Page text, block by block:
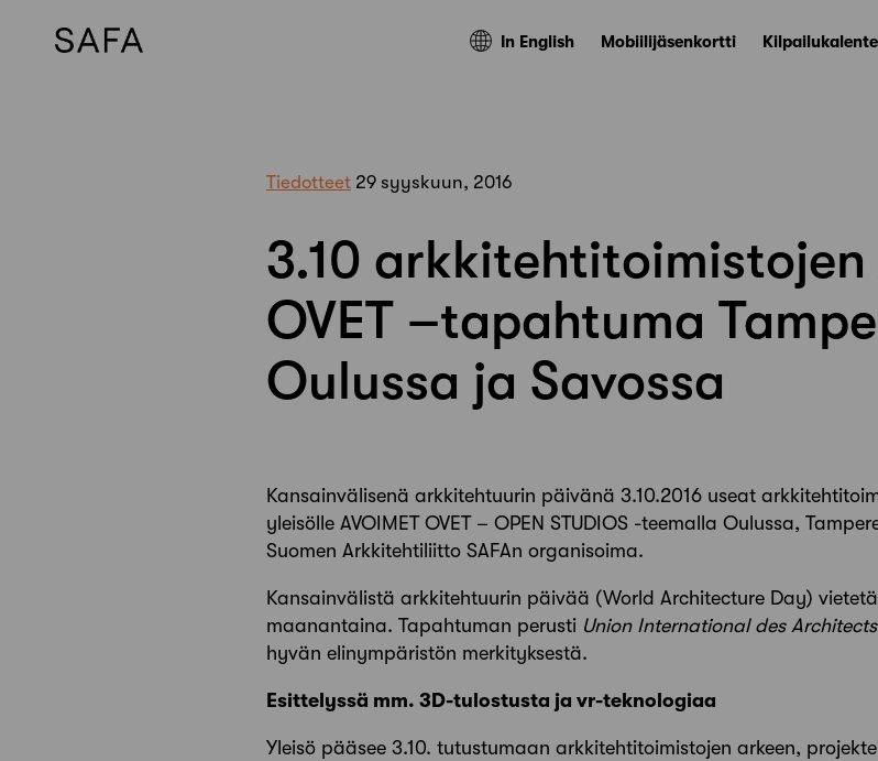
In English Mobiilijäsenkortti
Tiedotteet 29 syyskuun, 2016
3.10 arkkitehtitoimistojen
OVET –tapahtuma
Oulussa ja Savossa
Kansainvälisenä arkkitehtuurin päivänä 3.10.2016 useat
yleisölle AVOIMET OVET – OPEN STUDIOS -teemalla Oulussa,
Suomen Arkkitehtiliitto SAFAn organisoima.
Kansainvälistä arkkitehtuurin päivää (World Architecture Day)
maanantaina. Tapahtuman perusti Union International des Architects
hyvän elinympäristön merkityksestä.
Esittelyssä mm. 3D-tulostusta ja vr-teknologiaa
Yleisö pääsee 3.10. tutustumaan arkkitehtitoimistojen arkeen,